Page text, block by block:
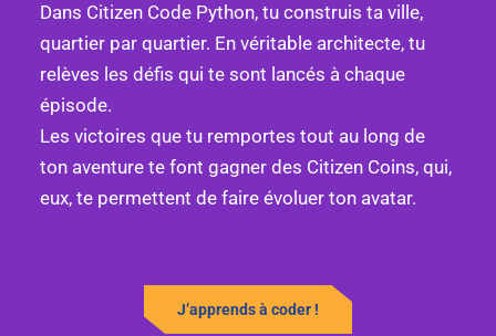
Dans Citizen Code Python, tu construis ta ville,
quartier par quartier. En véritable architecte, tu
relèves les défis qui te sont lancés à chaque
épisode.
Les victoires que tu remportes tout au long de
ton aventure te font gagner des Citizen Coins, qui,
eux, te permettent de faire évoluer ton avatar.
J’apprends à coder !